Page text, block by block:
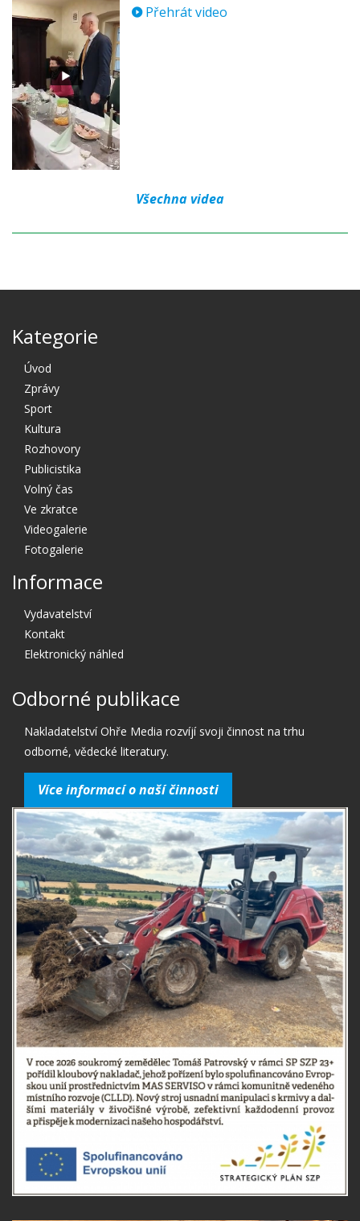
Přehrát video
Všechna videa
Kategorie
Úvod
Zprávy
Sport
Kultura
Rozhovory
Publicistika
Volný čas
Ve zkratce
Videogalerie
Fotogalerie
Informace
Vydavatelství
Kontakt
Elektronický náhled
Odborné publikace
Nakladatelství Ohře Media rozvíjí svoji činnost na trhu
odborné, vědecké literatury.
Více informací o naší činnosti